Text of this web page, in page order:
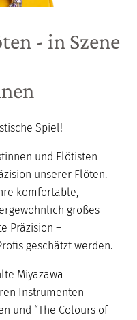
- in Szene
Spiel!
und Flötisten
unserer Flöten.
komfortable,
großes
Präzision –
geschätzt werden.
Miyazawa
Instrumenten
und “The Colours of